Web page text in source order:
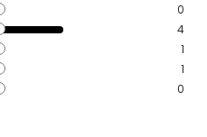
0
4
1
1
0